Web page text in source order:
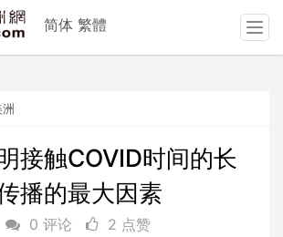
洲
接触COVID时间的长
播的最大因素
0 评论 2 点赞
简体 繁體
T
o